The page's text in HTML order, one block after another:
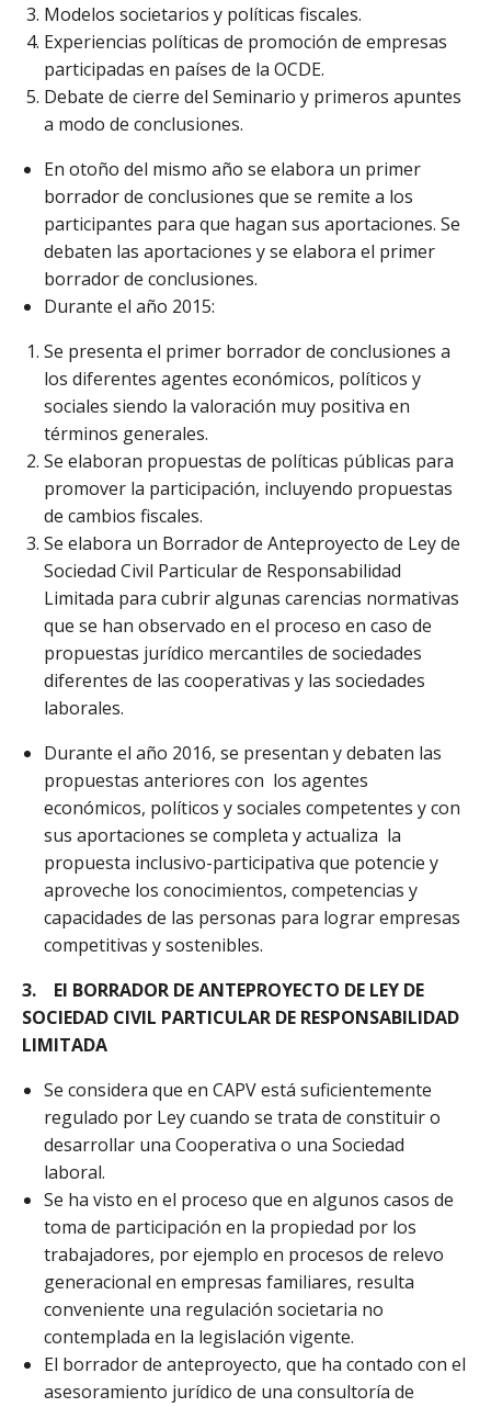
Modelos societarios y políticas fiscales.
Experiencias políticas de promoción de empresas
participadas en países de la OCDE.
Debate de cierre del Seminario y primeros apuntes
a modo de conclusiones.
En otoño del mismo año se elabora un primer
borrador de conclusiones que se remite a los
participantes para que hagan sus aportaciones. Se
debaten las aportaciones y se elabora el primer
borrador de conclusiones.
Durante el año 2015:
Se presenta el primer borrador de conclusiones a
los diferentes agentes económicos, políticos y
sociales siendo la valoración muy positiva en
términos generales.
Se elaboran propuestas de políticas públicas para
promover la participación, incluyendo propuestas
de cambios fiscales.
Se elabora un Borrador de Anteproyecto de Ley de
Sociedad Civil Particular de Responsabilidad
Limitada para cubrir algunas carencias normativas
que se han observado en el proceso en caso de
propuestas jurídico mercantiles de sociedades
diferentes de las cooperativas y las sociedades
laborales.
Durante el año 2016, se presentan y debaten las
propuestas anteriores con los agentes
económicos, políticos y sociales competentes y con
sus aportaciones se completa y actualiza la
propuesta inclusivo-participativa que potencie y
aproveche los conocimientos, competencias y
capacidades de las personas para lograr empresas
competitivas y sostenibles.
3.
El BORRADOR DE ANTEPROYECTO DE LEY DE
SOCIEDAD CIVIL PARTICULAR DE RESPONSABILIDAD
LIMITADA
Se considera que en CAPV está suficientemente
regulado por Ley cuando se trata de constituir o
desarrollar una Cooperativa o una Sociedad
laboral.
Se ha visto en el proceso que en algunos casos de
toma de participación en la propiedad por los
trabajadores, por ejemplo en procesos de relevo
generacional en empresas familiares, resulta
conveniente una regulación societaria no
contemplada en la legislación vigente.
El borrador de anteproyecto, que ha contado con el
asesoramiento jurídico de una consultoría de